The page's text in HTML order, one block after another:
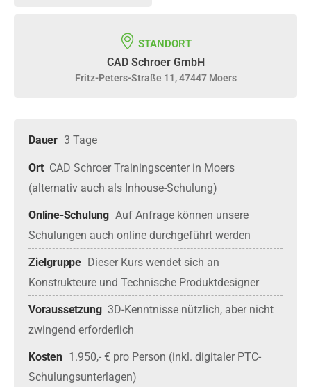
STANDORT
CAD Schroer GmbH
Fritz-Peters-Straße 11, 47447 Moers
Dauer 3 Tage
Ort CAD Schroer Trainingscenter in Moers
(alternativ auch als Inhouse-Schulung)
Online-Schulung Auf Anfrage können unsere
Schulungen auch online durchgeführt werden
Zielgruppe Dieser Kurs wendet sich an
Konstrukteure und Technische Produktdesigner
Voraussetzung 3D-Kenntnisse nützlich, aber nicht
zwingend erforderlich
Kosten 1.950,- € pro Person (inkl. digitaler PTC-
Schulungsunterlagen)